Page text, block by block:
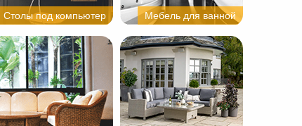
Столы под компьютер Мебель для ванной